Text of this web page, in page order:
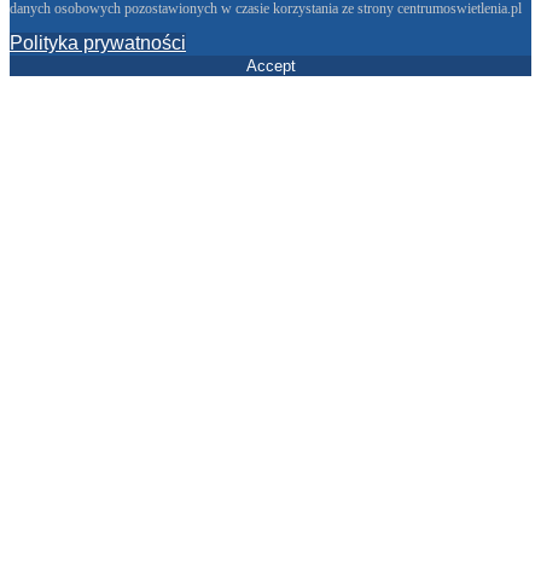
danych osobowych pozostawionych w czasie korzystania ze strony centrumoswietlenia.pl
Polityka prywatności
Accept